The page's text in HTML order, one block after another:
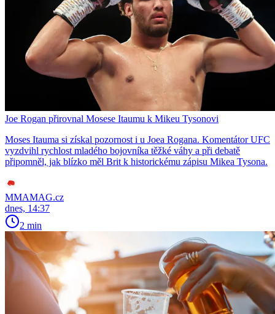
Joe Rogan přirovnal Mosese Itaumu k Mikeu Tysonovi
Moses Itauma si získal pozornost i u Joea Rogana. Komentátor UFC
vyzdvihl rychlost mladého bojovníka těžké váhy a při debatě
připomněl, jak blízko měl Brit k historickému zápisu Mikea Tysona.
MMAMAG.cz
dnes, 14:37
2 min